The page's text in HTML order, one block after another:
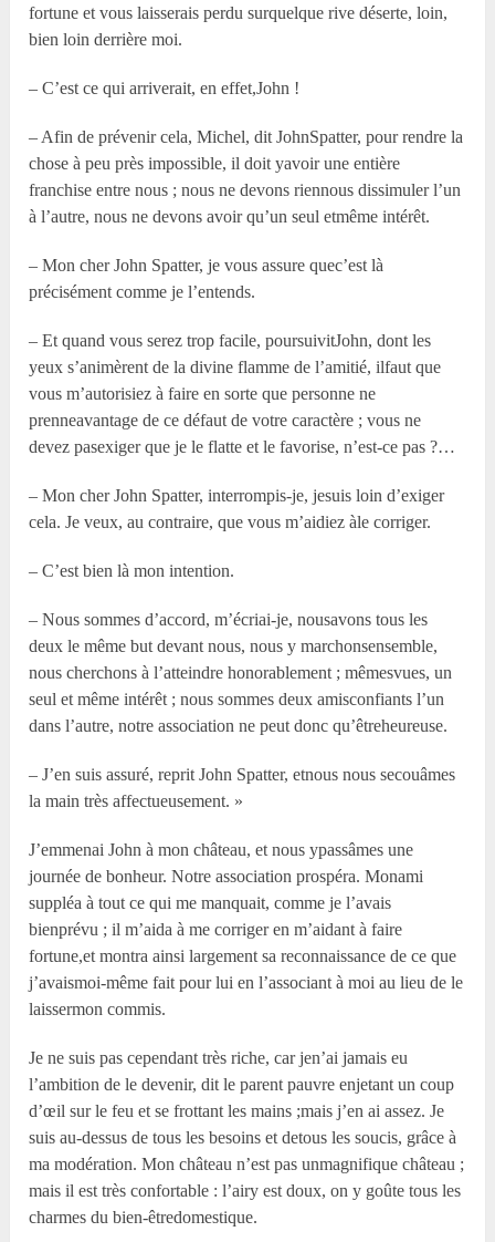
fortune et vous laisserais perdu surquelque rive déserte, loin,
bien loin derrière moi.
– C’est ce qui arriverait, en effet,John !
– Afin de prévenir cela, Michel, dit JohnSpatter, pour rendre la
chose à peu près impossible, il doit yavoir une entière
franchise entre nous ; nous ne devons riennous dissimuler l’un
à l’autre, nous ne devons avoir qu’un seul etmême intérêt.
– Mon cher John Spatter, je vous assure quec’est là
précisément comme je l’entends.
– Et quand vous serez trop facile, poursuivitJohn, dont les
yeux s’animèrent de la divine flamme de l’amitié, ilfaut que
vous m’autorisiez à faire en sorte que personne ne
prenneavantage de ce défaut de votre caractère ; vous ne
devez pasexiger que je le flatte et le favorise, n’est-ce pas ?…
– Mon cher John Spatter, interrompis-je, jesuis loin d’exiger
cela. Je veux, au contraire, que vous m’aidiez àle corriger.
– C’est bien là mon intention.
– Nous sommes d’accord, m’écriai-je, nousavons tous les
deux le même but devant nous, nous y marchonsensemble,
nous cherchons à l’atteindre honorablement ; mêmesvues, un
seul et même intérêt ; nous sommes deux amisconfiants l’un
dans l’autre, notre association ne peut donc qu’êtreheureuse.
– J’en suis assuré, reprit John Spatter, etnous nous secouâmes
la main très affectueusement. »
J’emmenai John à mon château, et nous ypassâmes une
journée de bonheur. Notre association prospéra. Monami
suppléa à tout ce qui me manquait, comme je l’avais
bienprévu ; il m’aida à me corriger en m’aidant à faire
fortune,et montra ainsi largement sa reconnaissance de ce que
j’avaismoi-même fait pour lui en l’associant à moi au lieu de le
laissermon commis.
Je ne suis pas cependant très riche, car jen’ai jamais eu
l’ambition de le devenir, dit le parent pauvre enjetant un coup
d’œil sur le feu et se frottant les mains ;mais j’en ai assez. Je
suis au-dessus de tous les besoins et detous les soucis, grâce à
ma modération. Mon château n’est pas unmagnifique château ;
mais il est très confortable : l’airy est doux, on y goûte tous les
charmes du bien-êtredomestique.